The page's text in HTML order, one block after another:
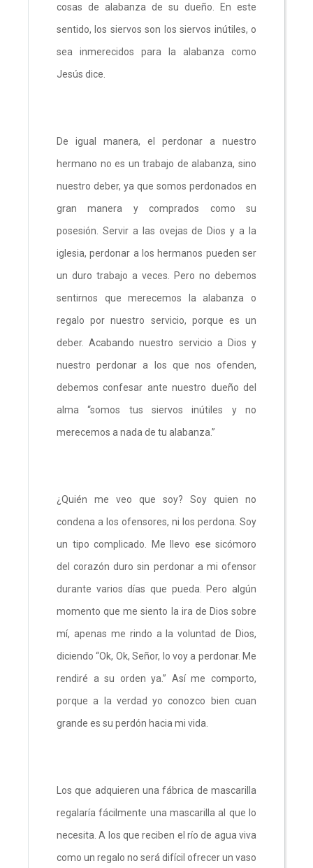
cosas de alabanza de su dueño. En este
sentido, los siervos son los siervos inútiles, o
sea inmerecidos para la alabanza como
Jesús dice.
De igual manera, el perdonar a nuestro
hermano no es un trabajo de alabanza, sino
nuestro deber, ya que somos perdonados en
gran manera y comprados como su
posesión. Servir a las ovejas de Dios y a la
iglesia, perdonar a los hermanos pueden ser
un duro trabajo a veces. Pero no debemos
sentirnos que merecemos la alabanza o
regalo por nuestro servicio, porque es un
deber. Acabando nuestro servicio a Dios y
nuestro perdonar a los que nos ofenden,
debemos confesar ante nuestro dueño del
alma “somos tus siervos inútiles y no
merecemos a nada de tu alabanza.”
¿Quién me veo que soy? Soy quien no
condena a los ofensores, ni los perdona. Soy
un tipo complicado. Me llevo ese sicómoro
del corazón duro sin perdonar a mi ofensor
durante varios días que pueda. Pero algún
momento que me siento la ira de Dios sobre
mí, apenas me rindo a la voluntad de Dios,
diciendo “Ok, Ok, Señor, lo voy a perdonar. Me
rendiré a su orden ya.” Así me comporto,
porque a la verdad yo conozco bien cuan
grande es su perdón hacia mi vida.
Los que adquieren una fábrica de mascarilla
regalaría fácilmente una mascarilla al que lo
necesita. A los que reciben el río de agua viva
como un regalo no será difícil ofrecer un vaso